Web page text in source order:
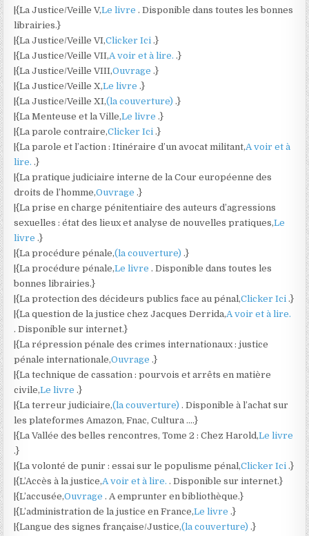
|{La Justice/Veille V,Le livre. Disponible dans toutes les bonnes
librairies.}
|{La Justice/Veille VI,Clicker Ici.}
|{La Justice/Veille VII,A voir et à lire..}
|{La Justice/Veille VIII,Ouvrage.}
|{La Justice/Veille X,Le livre.}
|{La Justice/Veille XI,(la couverture).}
|{La Menteuse et la Ville,Le livre.}
|{La parole contraire,Clicker Ici.}
|{La parole et l’action : Itinéraire d’un avocat militant,A voir et à
lire..}
|{La pratique judiciaire interne de la Cour européenne des
droits de l’homme,Ouvrage.}
|{La prise en charge pénitentiaire des auteurs d’agressions
sexuelles : état des lieux et analyse de nouvelles pratiques,Le
livre.}
|{La procédure pénale,(la couverture).}
|{La procédure pénale,Le livre. Disponible dans toutes les
bonnes librairies.}
|{La protection des décideurs publics face au pénal,Clicker Ici.}
|{La question de la justice chez Jacques Derrida,A voir et à lire.
. Disponible sur internet.}
|{La répression pénale des crimes internationaux : justice
pénale internationale,Ouvrage.}
|{La technique de cassation : pourvois et arrêts en matière
civile,Le livre.}
|{La terreur judiciaire,(la couverture). Disponible à l’achat sur
les plateformes Amazon, Fnac, Cultura ….}
|{La Vallée des belles rencontres, Tome 2 : Chez Harold,Le livre
.}
|{La volonté de punir : essai sur le populisme pénal,Clicker Ici.}
|{L’Accès à la justice,A voir et à lire.. Disponible sur internet.}
|{L’accusée,Ouvrage. A emprunter en bibliothèque.}
|{L’administration de la justice en France,Le livre.}
|{Langue des signes française/Justice,(la couverture).}